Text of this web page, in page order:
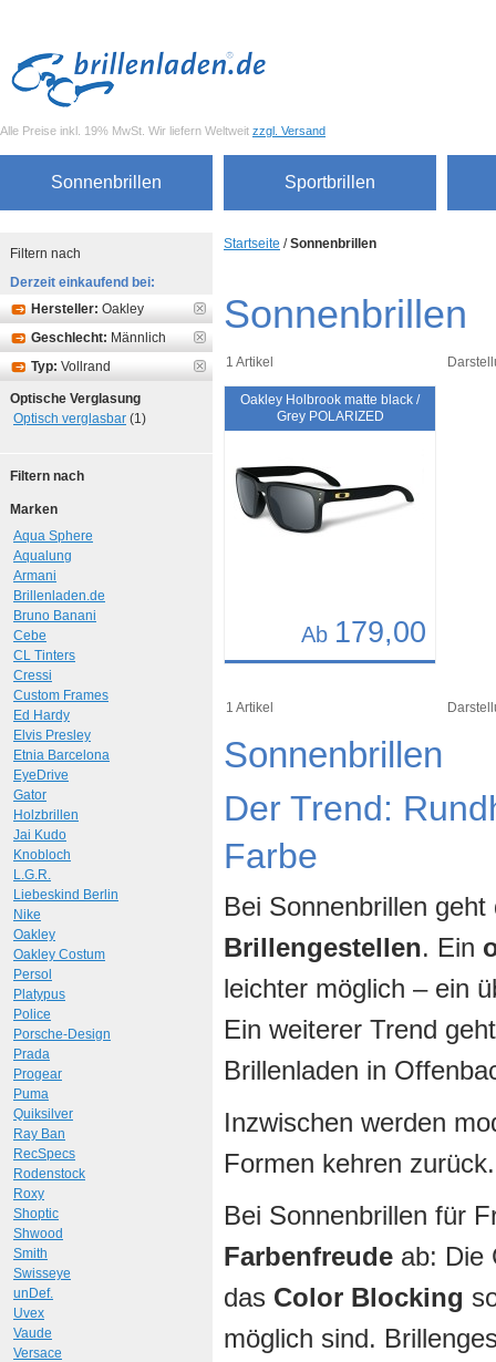
Alle Preise inkl. 19% MwSt. Wir liefern Weltweit zzgl. Versand
Sonnenbrillen Sportbrillen
Startseite /Sonnenbrillen
Sonnenbrillen
1 Artikel
Oakley Holbrook matte black /
Grey POLARIZED
Ab 179,00
Art.-Nr.: 8585
1 Artikel
Sonnenbrillen
Der Trend:
Farbe
Bei Sonnenbrillen
Brillengestellen. Ein
leichter möglich – ein
Ein weiterer Trend
Brillenladen in
Inzwischen werden
Formen kehren zurück.
Bei Sonnenbrillen für
Farbenfreude ab: Die
das Color Blocking
möglich sind.
Filtern nach
Derzeit einkaufend bei:
Hersteller: Oakley
Geschlecht: Männlich
Typ: Vollrand
Optische Verglasung
Optisch verglasbar (1)
Filtern nach
Marken
Aqua Sphere
Aqualung
Armani
Brillenladen.de
Bruno Banani
Cebe
CL Tinters
Cressi
Custom Frames
Ed Hardy
Elvis Presley
Etnia Barcelona
EyeDrive
Gator
Holzbrillen
Jai Kudo
Knobloch
L.G.R.
Liebeskind Berlin
Nike
Oakley
Oakley Costum
Persol
Platypus
Police
Porsche-Design
Prada
Progear
Puma
Quiksilver
Ray Ban
RecSpecs
Rodenstock
Roxy
Shoptic
Shwood
Smith
Swisseye
unDef.
Uvex
Vaude
Versace